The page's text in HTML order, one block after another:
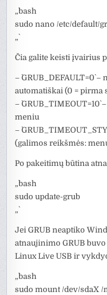
„`bash
sudo nano /etc/default/
„`
Čia galite keisti įvairius
– `GRUB_DEFAULT=0`
automatiškai (0 = pirma
–
meniu
–
(galimos reikšmės:
Po pakeitimų būtina
„`bash
sudo update-grub
„`
Jei GRUB neaptiko
atnaujinimo GRUB
Linux Live USB ir
„`bash
sudo mount /dev/sdaX